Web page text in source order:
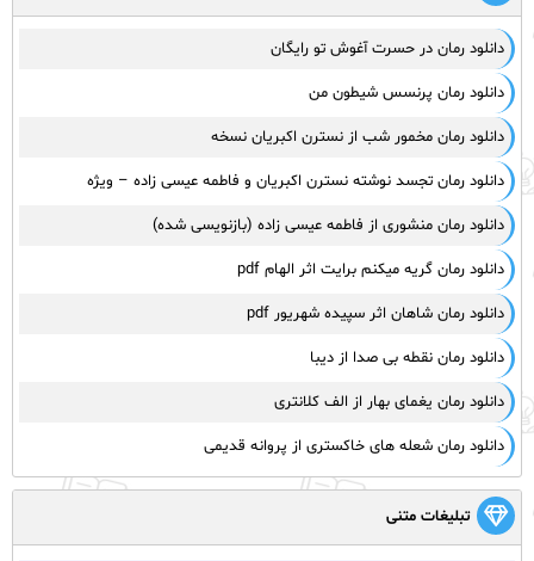
دانلود رمان در حسرت آغوش تو رایگان
دانلود رمان پرنسس شیطون من
دانلود رمان مخمور شب از نسترن اکبریان نسخه
دانلود رمان تجسد نوشته نسترن اکبریان و فاطمه عیسی زاده – ویژه
دانلود رمان منشوری از فاطمه عیسی زاده (بازنویسی شده)
دانلود رمان گریه میکنم برایت اثر الهام pdf
دانلود رمان شاهان اثر سپیده شهریور pdf
دانلود رمان نقطه بی صدا از دیبا
دانلود رمان یغمای بهار از الف کلانتری
دانلود رمان شعله های خاکستری از پروانه قدیمی
تبلیغات متنی